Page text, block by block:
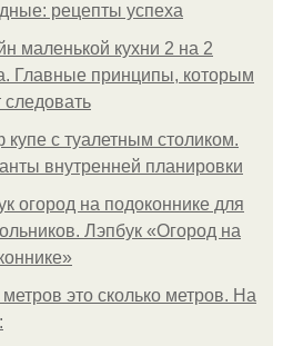
рецепты успеха
маленькой кухни 2 на 2
Главные принципы, которым
следовать
купе с туалетным столиком.
внутренней планировки
огород на подоконнике для
Лэпбук «Огород на
метров это сколько метров. На